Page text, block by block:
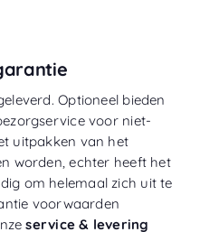
Optioneel bieden
voor niet-
uitpakken van het
worden, echter heeft het
om helemaal zich uit te
voorwaarden
service & levering